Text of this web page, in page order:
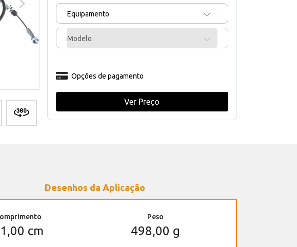
Equipamento
Modelo
Opções de pagamento
Ver Preço
Desenhos da Aplicação
cm
Peso
498,00 g